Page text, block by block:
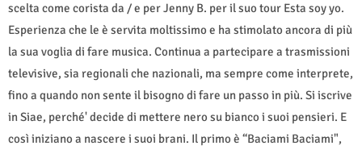
scelta come corista da / e per Jenny B. per il suo tour Esta soy yo.
Esperienza che le è servita moltissimo e ha stimolato ancora di più
la sua voglia di fare musica. Continua a partecipare a trasmissioni
televisive, sia regionali che nazionali, ma sempre come interprete,
fino a quando non sente il bisogno di fare un passo in più. Si iscrive
in Siae, perché' decide di mettere nero su bianco i suoi pensieri. E
così iniziano a nascere i suoi brani. Il primo è “Baciami Baciami",